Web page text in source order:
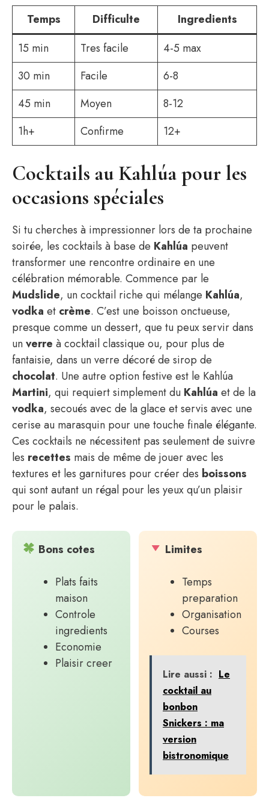
Temps Difficulte
Ingredients
15 min
Tres facile
4-5 max
30 min
Facile
6-8
45 min
Moyen
8-12
1h+
Confirme 12+
Cocktails au Kahlúa pour les
occasions spéciales
Si tu cherches à impressionner lors de ta prochaine
soirée, les cocktails à base de Kahlúa peuvent
transformer une rencontre ordinaire en une
célébration mémorable. Commence par le
Mudslide, un cocktail riche qui mélange Kahlúa,
vodka et crème. C’est une boisson onctueuse,
presque comme un dessert, que tu peux servir dans
unverre à cocktail classique ou, pour plus de
fantaisie, dans un verre décoré de sirop de
chocolat. Une autre option festive est le Kahlúa
Martini, qui requiert simplement du Kahlúa et de la
vodka, secoués avec de la glace et servis avec une
cerise au marasquin pour une touche finale élégante.
Ces cocktails ne nécessitent pas seulement de suivre
les recettes mais de même de jouer avec les
textures et les garnitures pour créer des boissons
qui sont autant un régal pour les yeux qu’un plaisir
pour le palais.
Bons cotes
Plats faits
maison
Controle
ingredients
Economie
Plaisir creer
Limites
Temps
preparation
Organisation
Courses
Lire aussi : Le
cocktail au
bonbon
Snickers : ma
version
bistronomique